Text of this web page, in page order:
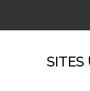
SITES